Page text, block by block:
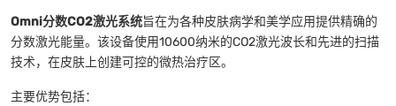
Omni分数CO2激光系统旨在为各种皮肤病学和美学应用提供精确的
分数激光能量。该设备使用10600纳米的CO2激光波长和先进的扫描
技术，在皮肤上创建可控的微热治疗区。
主要优势包括：